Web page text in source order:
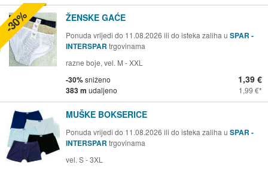
ŽENSKE GAĆE
Ponuda vrijedi do 11.08.2026 ili do isteka zaliha u SPAR -
INTERSPAR trgovinama
razne boje, vel. M - XXL
-30%sniženo
383 m udaljeno
1,39 €
1,99 €
-30%
MUŠKE BOKSERICE
Ponuda vrijedi do 11.08.2026 ili do isteka zaliha u SPAR -
INTERSPAR trgovinama
vel. S - 3XL